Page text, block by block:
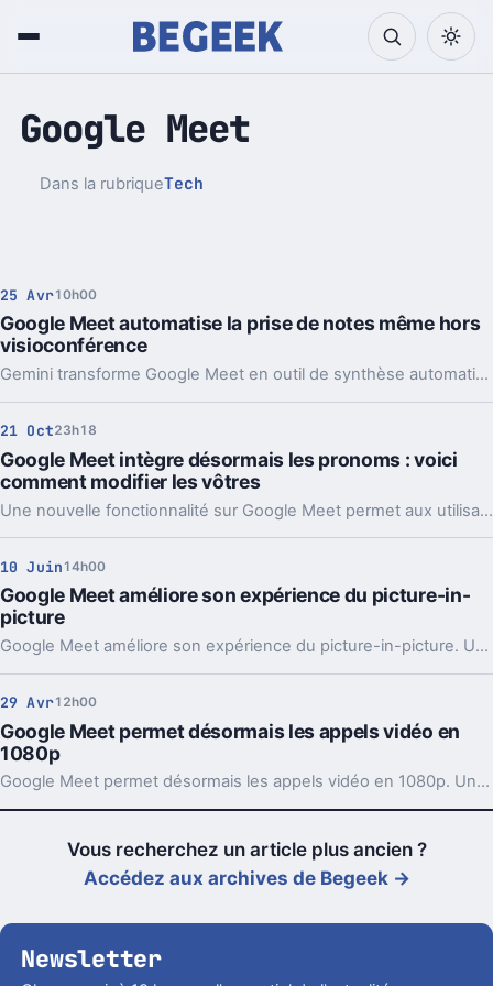
Google Meet
Dans la rubriqueTech
25 Avr10h00
Google Meet automatise la prise de notes même hors
visioconférence
Gemini transforme Google Meet en outil de synthèse automatique, capable de capturer les discussions en réunions physiques.
21 Oct23h18
Google Meet intègre désormais les pronoms : voici
comment modifier les vôtres
Une nouvelle fonctionnalité sur Google Meet permet aux utilisateurs d'ajouter des pronoms à leur profil, offrant un moyen simple et visible de partager leur identité lors des appels vidéo.
10 Juin 14h00
Google Meet améliore son expérience du picture-in-
picture
Google Meet améliore son expérience du picture-in-picture. Une mise à jour mineure, mais extrêmement efficace.
29 Avr12h00
Google Meet permet désormais les appels vidéo en
1080p
Google Meet permet désormais les appels vidéo en 1080p. Un déploiement très progressif réservé dans un premier temps aux utilisateurs payants.
Vous recherchez un article plus ancien ?
Accédez aux archives de Begeek →
Newsletter